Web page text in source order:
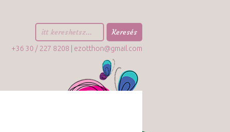
+36 30 / 227 8208 | ezotthon@gmail.com